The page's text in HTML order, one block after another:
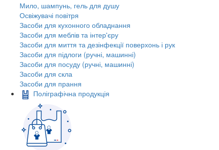
Мило, шампунь, гель для душу
Освіжувачі повітря
Засоби для кухонного обладнання
Засоби для меблів та інтер'єру
Засоби для миття та дезінфекції поверхонь і рук
Засоби для підлоги (ручні, машинні)
Засоби для посуду (ручні, машинні)
Засоби для скла
Засоби для прання
Поліграфічна продукція